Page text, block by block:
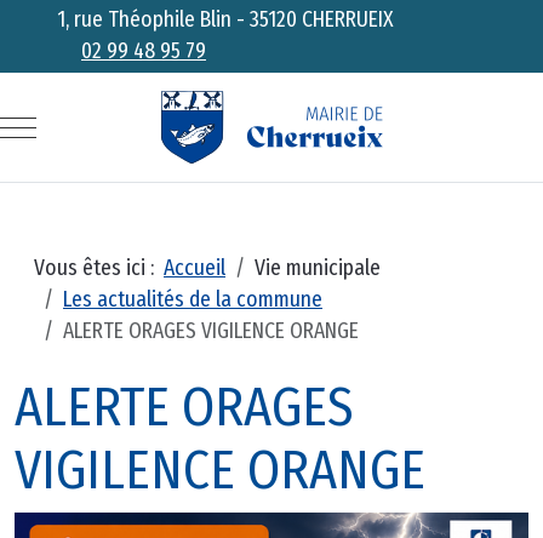
1, rue Théophile Blin - 35120 CHERRUEIX
02 99 48 95 79
COMMUNE DE CHERRUEIX
SITE OFFICIEL DE LA MAIRIE
Mobile Menu Toggle
Vous êtes ici : Accueil
Vie municipale
Les actualités de la commune
ALERTE ORAGES VIGILENCE ORANGE
ALERTE ORAGES
VIGILENCE ORANGE